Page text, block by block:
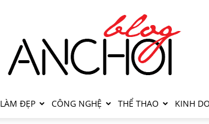
LÀM ĐẸP CÔNG NGHỆ THỂ THAO KINH